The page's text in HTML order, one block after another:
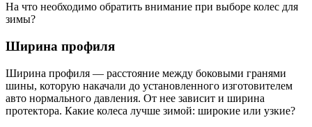
На что необходимо обратить внимание при выборе колес для
зимы?
Ширина профиля
Ширина профиля — расстояние между боковыми гранями
шины, которую накачали до установленного изготовителем
авто нормального давления. От нее зависит и ширина
протектора. Какие колеса лучше зимой: широкие или узкие?